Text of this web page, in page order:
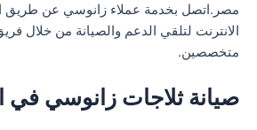
مصر.اتصل بخدمة عملاء زانوسي عن طريق
الانترنت لتلقي الدعم والصيانة من خلال
متخصصين.
صيانة ثلاجات زانوسي في